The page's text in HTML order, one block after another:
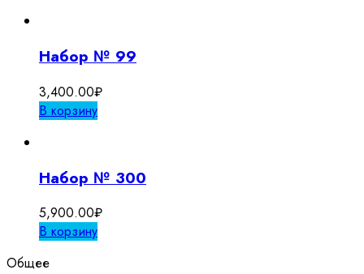
Набор № 99
3,400.00₽
В корзину
Набор № 300
5,900.00₽
В корзину
Общее